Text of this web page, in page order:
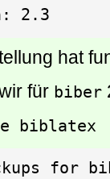
2.3
hat
für biber
biblatex
for